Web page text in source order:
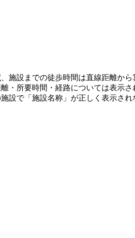
、施設までの徒歩時間は直線距離か
・所要時間・経路については表示
設で「施設名称」が正しく表示され